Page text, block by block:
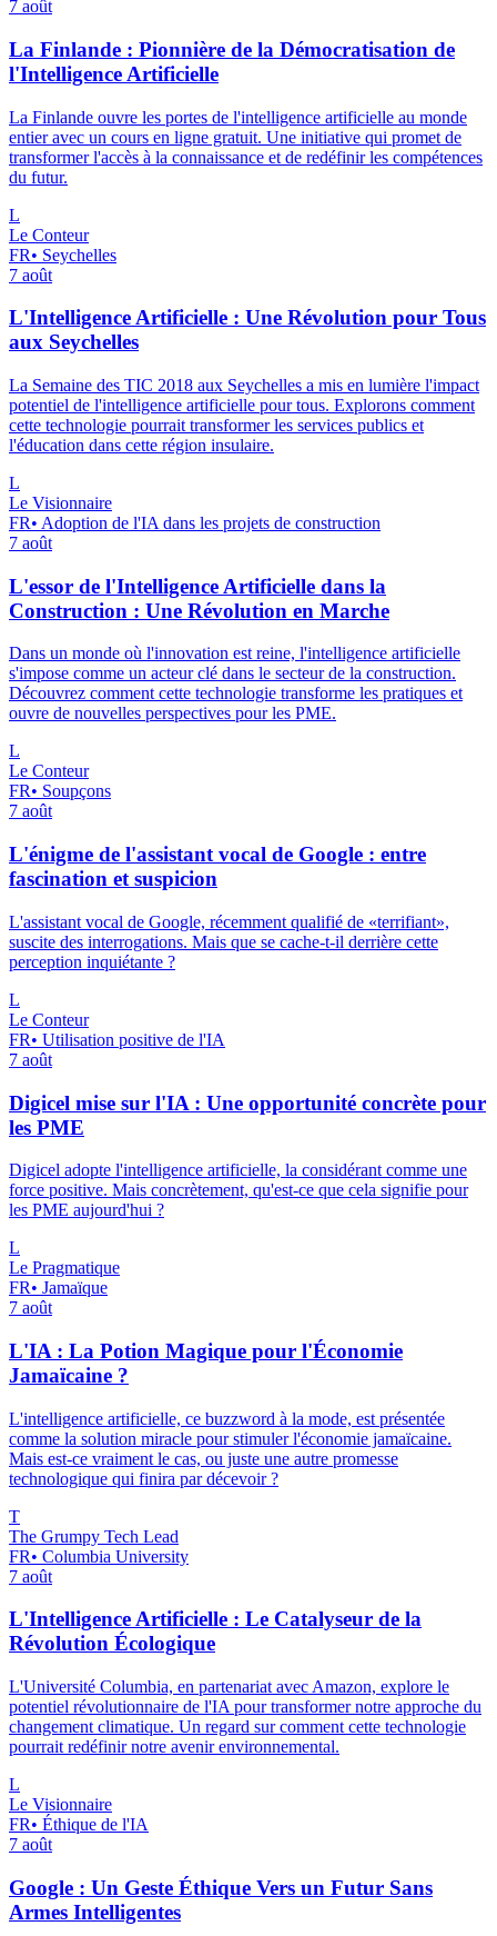
7 août
La Finlande : Pionnière de la Démocratisation de
l'Intelligence Artificielle
La Finlande ouvre les portes de l'intelligence artificielle au monde
entier avec un cours en ligne gratuit. Une initiative qui promet de
transformer l'accès à la connaissance et de redéfinir les compétences
du futur.
L
Le Conteur
FR• Seychelles
7 août
L'Intelligence Artificielle : Une Révolution pour Tous
aux Seychelles
La Semaine des TIC 2018 aux Seychelles a mis en lumière l'impact
potentiel de l'intelligence artificielle pour tous. Explorons comment
cette technologie pourrait transformer les services publics et
l'éducation dans cette région insulaire.
L
Le Visionnaire
FR• Adoption de l'IA dans les projets de construction
7 août
L'essor de l'Intelligence Artificielle dans la
Construction : Une Révolution en Marche
Dans un monde où l'innovation est reine, l'intelligence artificielle
s'impose comme un acteur clé dans le secteur de la construction.
Découvrez comment cette technologie transforme les pratiques et
ouvre de nouvelles perspectives pour les PME.
L
Le Conteur
FR• Soupçons
7 août
L'énigme de l'assistant vocal de Google : entre
fascination et suspicion
L'assistant vocal de Google, récemment qualifié de «terrifiant»,
suscite des interrogations. Mais que se cache-t-il derrière cette
perception inquiétante ?
L
Le Conteur
FR• Utilisation positive de l'IA
7 août
Digicel mise sur l'IA : Une opportunité concrète pour
les PME
Digicel adopte l'intelligence artificielle, la considérant comme une
force positive. Mais concrètement, qu'est-ce que cela signifie pour
les PME aujourd'hui ?
L
Le Pragmatique
FR• Jamaïque
7 août
L'IA : La Potion Magique pour l'Économie
Jamaïcaine ?
L'intelligence artificielle, ce buzzword à la mode, est présentée
comme la solution miracle pour stimuler l'économie jamaïcaine.
Mais est-ce vraiment le cas, ou juste une autre promesse
technologique qui finira par décevoir ?
T
The Grumpy Tech Lead
FR• Columbia University
7 août
L'Intelligence Artificielle : Le Catalyseur de la
Révolution Écologique
L'Université Columbia, en partenariat avec Amazon, explore le
potentiel révolutionnaire de l'IA pour transformer notre approche du
changement climatique. Un regard sur comment cette technologie
pourrait redéfinir notre avenir environnemental.
L
Le Visionnaire
FR• Éthique de l'IA
7 août
Google : Un Geste Éthique Vers un Futur Sans
Armes Intelligentes